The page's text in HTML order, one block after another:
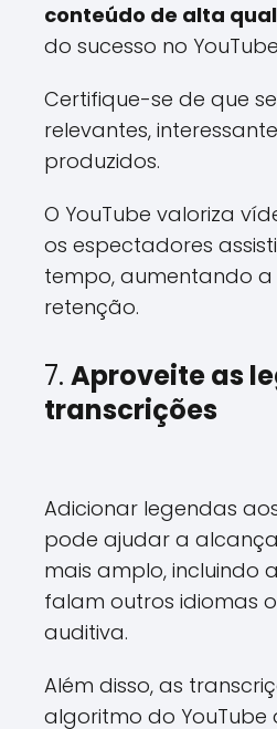
conteúdo de alta
do sucesso no
Certifique-se de que
relevantes,
produzidos.
O YouTube valoriza
os espectadores
tempo, aumentando
retenção.
7. Aproveite as
transcrições
Adicionar legendas
pode ajudar a
mais amplo, incluindo
falam outros idiomas
auditiva.
Além disso, as
algoritmo do YouTube